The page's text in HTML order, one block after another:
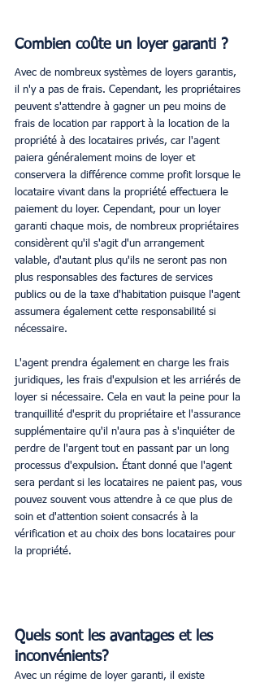
Combien coûte un loyer garanti ?
Avec de nombreux systèmes de loyers garantis,
il n'y a pas de frais. Cependant, les propriétaires
peuvent s'attendre à gagner un peu moins de
frais de location par rapport à la location de la
propriété à des locataires privés, car l'agent
paiera généralement moins de loyer et
conservera la différence comme profit lorsque le
locataire vivant dans la propriété effectuera le
paiement du loyer. Cependant, pour un loyer
garanti chaque mois, de nombreux propriétaires
considèrent qu'il s'agit d'un arrangement
valable, d'autant plus qu'ils ne seront pas non
plus responsables des factures de services
publics ou de la taxe d'habitation puisque l'agent
assumera également cette responsabilité si
nécessaire.
L'agent prendra également en charge les frais
juridiques, les frais d'expulsion et les arriérés de
loyer si nécessaire. Cela en vaut la peine pour la
tranquillité d'esprit du propriétaire et l'assurance
supplémentaire qu'il n'aura pas à s'inquiéter de
perdre de l'argent tout en passant par un long
processus d'expulsion. Étant donné que l'agent
sera perdant si les locataires ne paient pas, vous
pouvez souvent vous attendre à ce que plus de
soin et d'attention soient consacrés à la
vérification et au choix des bons locataires pour
la propriété.
Quels sont les avantages et les
inconvénients?
Avec un régime de loyer garanti, il existe